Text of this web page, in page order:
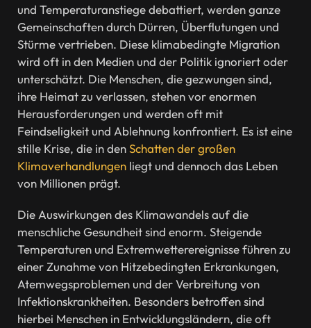
und Temperaturanstiege debattiert, werden ganze
Gemeinschaften durch Dürren, Überflutungen und
Stürme vertrieben. Diese klimabedingte Migration
wird oft in den Medien und der Politik ignoriert oder
unterschätzt. Die Menschen, die gezwungen sind,
ihre Heimat zu verlassen, stehen vor enormen
Herausforderungen und werden oft mit
Feindseligkeit und Ablehnung konfrontiert. Es ist eine
stille Krise, die in denSchatten der großen
Klimaverhandlungen liegt und dennoch das Leben
von Millionen prägt.
Die Auswirkungen des Klimawandels auf die
menschliche Gesundheit sind enorm. Steigende
Temperaturen und Extremwetterereignisse führen zu
einer Zunahme von Hitzebedingten Erkrankungen,
Atemwegsproblemen und der Verbreitung von
Infektionskrankheiten. Besonders betroffen sind
hierbei Menschen in Entwicklungsländern, die oft